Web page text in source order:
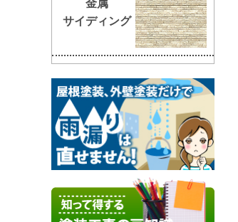
金属
サイディング